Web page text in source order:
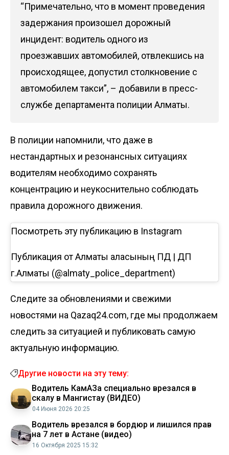
“Примечательно, что в момент проведения
задержания произошел дорожный
инцидент: водитель одного из
проезжавших автомобилей, отвлекшись на
происходящее, допустил столкновение с
автомобилем такси”, – добавили в пресс-
службе департамента полиции Алматы.
В полиции напомнили, что даже в
нестандартных и резонансных ситуациях
водителям необходимо сохранять
концентрацию и неукоснительно соблюдать
правила дорожного движения.
Посмотреть эту публикацию в Instagram
Публикация от Алматы қаласының ПД | ДП
г.Алматы (@almaty_police_department)
Следите за обновлениями и свежими
новостями на Qazaq24.com, где мы продолжаем
следить за ситуацией и публиковать самую
актуальную информацию.
Другие новости на эту тему:
Водитель КамАЗа специально врезался в
скалу в Мангистау (ВИДЕО)
04 Июня 2026 20:25
Водитель врезался в бордюр и лишился прав
на 7 лет в Астане (видео)
16 Октября 2025 15:32